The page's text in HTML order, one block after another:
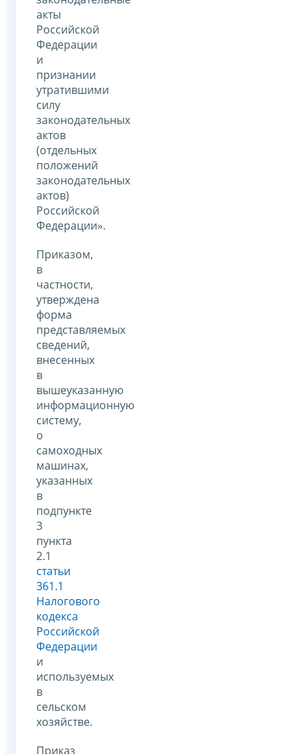
акты
Российской
Федерации
и
признании
утратившими
силу
законодательных
актов
(отдельных
положений
законодательных
актов)
Российской
Федерации».
Приказом,
в
частности,
утверждена
форма
представляемых
сведений,
внесенных
в
вышеуказанную
информационную
систему,
о
самоходных
машинах,
указанных
в
подпункте
3
пункта
2.1
статьи
361.1
Налогового
кодекса
Российской
Федерации
и
используемых
в
сельском
хозяйстве.
Приказ